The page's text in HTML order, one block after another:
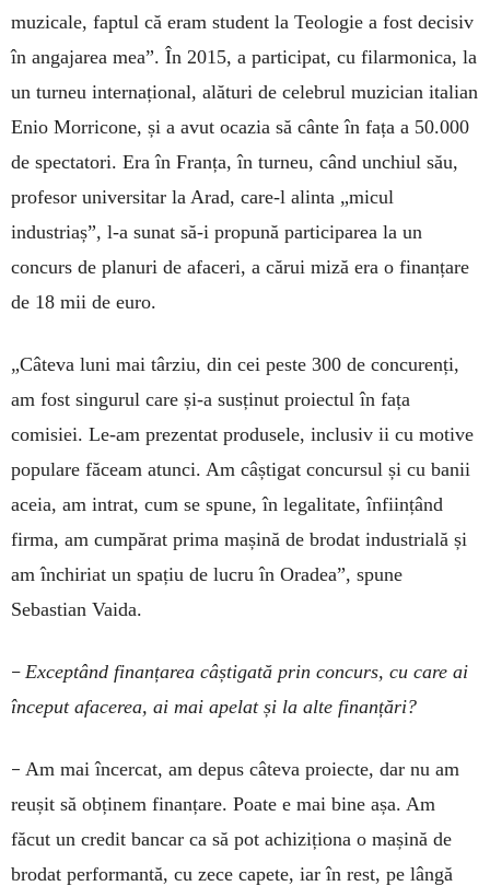
muzicale, faptul că eram student la Teologie a fost decisiv
în angajarea mea”. În 2015, a participat, cu filarmonica, la
un turneu internațional, alături de celebrul muzician italian
Enio Morricone, și a avut ocazia să cânte în fața a 50.000
de spectatori. Era în Franța, în turneu, când unchiul său,
profesor universitar la Arad, care-l alinta „micul
industriaș”, l-a sunat să-i propună participarea la un
concurs de planuri de afaceri, a cărui miză era o finanțare
de 18 mii de euro.
„Câteva luni mai târziu, din cei peste 300 de concurenți,
am fost singurul care și-a susținut proiectul în fața
comisiei. Le-am prezentat produsele, inclusiv ii cu motive
populare făceam atunci. Am câștigat concursul și cu banii
aceia, am intrat, cum se spune, în legalitate, înființând
firma, am cumpărat prima mașină de brodat industrială și
am închiriat un spațiu de lucru în Oradea”, spune
Sebastian Vaida.
– Exceptând finanțarea câștigată prin concurs, cu care ai
început afacerea, ai mai apelat și la alte finanțări?
– Am mai încercat, am depus câteva proiecte, dar nu am
reușit să obținem finanțare. Poate e mai bine așa. Am
făcut un credit bancar ca să pot achiziționa o mașină de
brodat performantă, cu zece capete, iar în rest, pe lângă